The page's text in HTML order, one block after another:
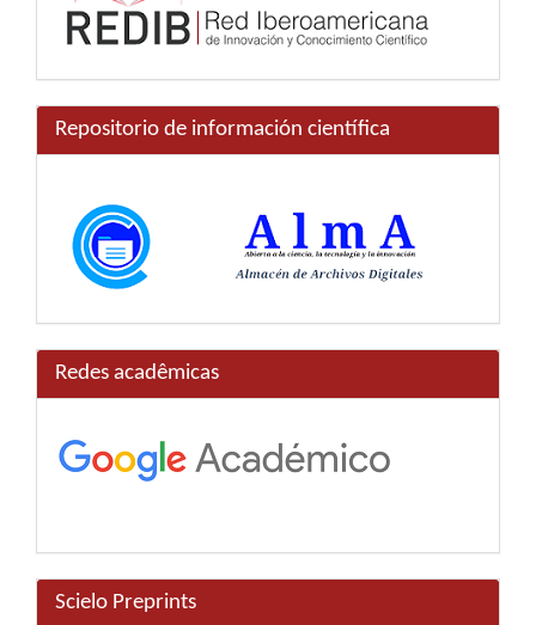
Repositorio de información científica
Redes acadêmicas
Scielo Preprints